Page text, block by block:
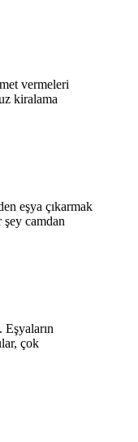
vermeleri
kiralama
eşya çıkarmak
şey camdan
çok